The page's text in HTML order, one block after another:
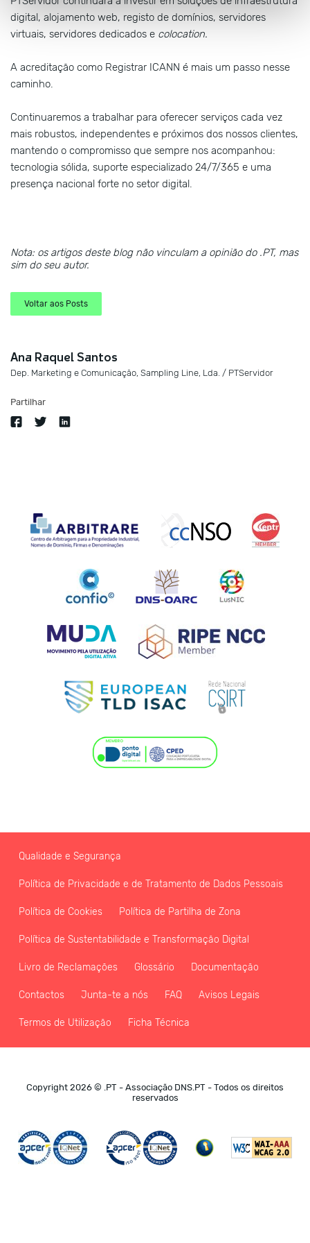
Ana Raquel Santos
Dep. Marketing e Comunicação, Sampling Line, Lda. / PTServidor
Partilhar
digital, alojamento web, registo de domínios, servidores
virtuais, servidores dedicados e colocation.
A acreditação como Registrar ICANN é mais um passo nesse
caminho.
Continuaremos a trabalhar para oferecer serviços cada vez
mais robustos, independentes e próximos dos nossos clientes,
mantendo o compromisso que sempre nos acompanhou:
tecnologia sólida, suporte especializado 24/7/365 e uma
presença nacional forte no setor digital.
Nota: os artigos deste blog não vinculam a opinião do .PT, mas
sim do seu autor.
Voltar aos Posts
Qualidade e Segurança
Política de Privacidade e de Tratamento de Dados Pessoais
Política de Cookies Política de Partilha de Zona
Política de Sustentabilidade e Transformação Digital
Livro de Reclamações Glossário Documentação
Contactos Junta-te a nós FAQ Avisos Legais
Termos de Utilização Ficha Técnica
Copyright 2026 © .PT - Associação DNS.PT - Todos os direitos
reservados